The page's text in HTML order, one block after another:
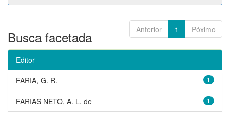
Anterior 1 Póximo
Busca facetada
Editor
1
FARIA, G. R.
1
FARIAS NETO, A. L. de